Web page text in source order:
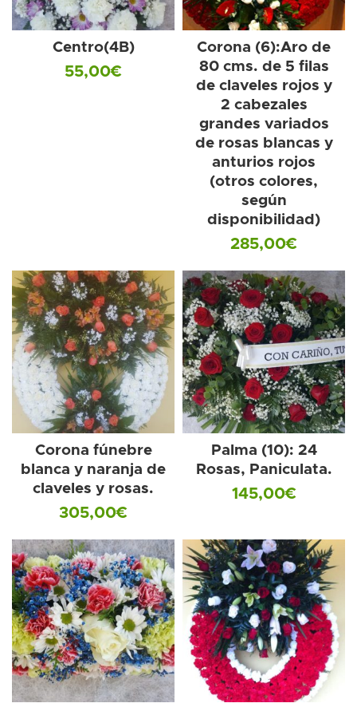
Centro(4B)
55,00€
Corona (6):Aro de
80 cms. de 5 filas
de claveles rojos y
2 cabezales
grandes variados
de rosas blancas y
anturios rojos
(otros colores,
según
disponibilidad)
285,00€
Corona fúnebre
blanca y naranja de
claveles y rosas.
305,00€
Palma (10): 24
Rosas, Paniculata.
145,00€